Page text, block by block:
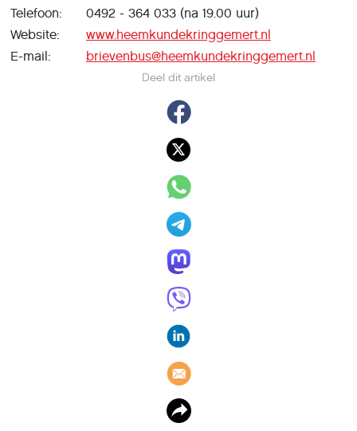
Deel dit artikel
Telefoon:
0492 - 364 033 (na 19.00 uur)
Website:
www.heemkundekringgemert.nl
E-mail:
brievenbus@heemkundekringgemert.nl